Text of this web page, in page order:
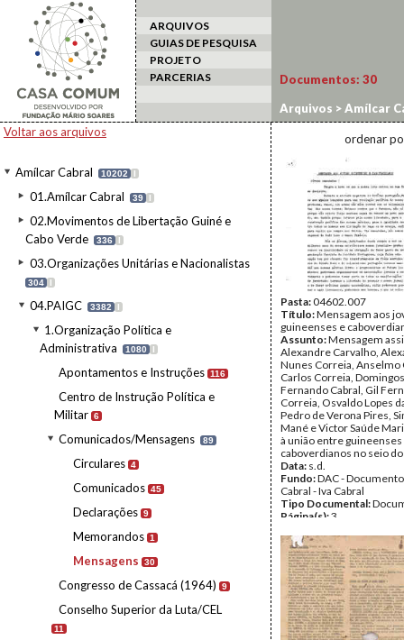
ARQUIVOS
GUIAS DE PESQUISA
PROJETO
PARCERIAS
Voltar aos arquivos
Amílcar Cabral 10202 I
01.Amílcar Cabral 39 I
02.Movimentos de Libertação Guiné e
Cabo Verde
336 I
03.Organizações Unitárias e Nacionalistas
304 I
04.PAIGC 3382 I
1.Organização Política e
Administrativa
1080 I
Apontamentos e Instruções 116
Centro de Instrução Política e
Militar 6
Comunicados/Mensagens 89
Circulares 4
Comunicados 45
Declarações 9
Memorandos 1
Mensagens 30
Congresso de Cassacá (1964) 9
Conselho Superior da Luta/CEL
11
Documentos: 30
Arquivos >Amílcar
Comunicados/
ordenar
Pasta:04602.007
Título:Mensagem aos
guineenses e
Assunto:Mensagem
Alexandre Carvalho,
Nunes Correia, Anselmo
Carlos Correia,
Fernando Cabral, Gil
Correia, Osvaldo Lopes
Pedro de Verona Pires,
Mané e Victor Saúde
à união entre guineenses
caboverdianos no seio do
Data: s.d.
Fundo:DAC -
Cabral - Iva Cabral
Tipo Documental:
Página(s):3